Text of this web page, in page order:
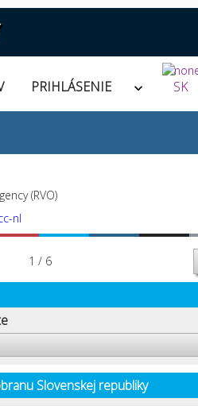
PRIHLÁSENIE SK
(RVO)
nl
1 / 6
Slovenskej republiky